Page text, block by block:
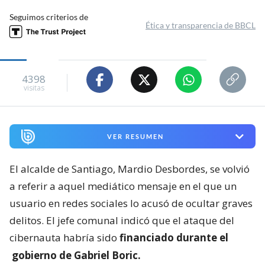
Seguimos criterios de
Ética y transparencia de BBCL
4398
visitas
VER RESUMEN
El alcalde de Santiago, Mardio Desbordes, se volvió
a referir a aquel mediático mensaje en el que un
usuario en redes sociales lo acusó de ocultar graves
delitos. El jefe comunal indicó que el ataque del
cibernauta habría sido financiado durante el
gobierno de Gabriel Boric.